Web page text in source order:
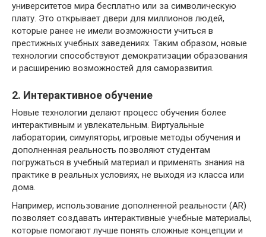
университетов мира бесплатно или за символическую
плату. Это открывает двери для миллионов людей,
которые ранее не имели возможности учиться в
престижных учебных заведениях. Таким образом, новые
технологии способствуют демократизации образования
и расширению возможностей для саморазвития.
2. Интерактивное обучение
Новые технологии делают процесс обучения более
интерактивным и увлекательным. Виртуальные
лаборатории, симуляторы, игровые методы обучения и
дополненная реальность позволяют студентам
погружаться в учебный материал и применять знания на
практике в реальных условиях, не выходя из класса или
дома.
Например, использование дополненной реальности (AR)
позволяет создавать интерактивные учебные материалы,
которые помогают лучше понять сложные концепции и